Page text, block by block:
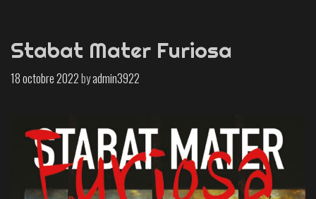
Stabat Mater Furiosa
18 octobre 2022byadmin3922